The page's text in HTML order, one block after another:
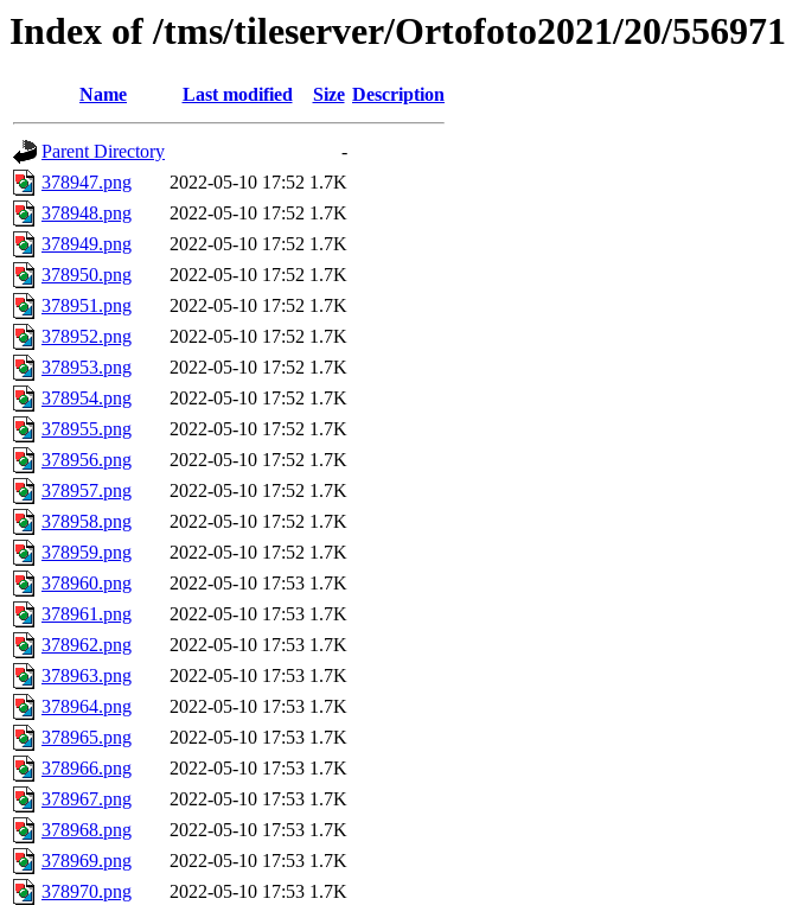
Index of /tms/tileserver/Ortofoto2021/20/556971
Name Last modified Size Description
Parent Directory
-
378947.png
2022-05-10 17:52 1.7K
378948.png
2022-05-10 17:52 1.7K
378949.png
2022-05-10 17:52 1.7K
378950.png
2022-05-10 17:52 1.7K
378951.png
2022-05-10 17:52 1.7K
378952.png
2022-05-10 17:52 1.7K
378953.png
2022-05-10 17:52 1.7K
378954.png
2022-05-10 17:52 1.7K
378955.png
2022-05-10 17:52 1.7K
378956.png
2022-05-10 17:52 1.7K
378957.png
2022-05-10 17:52 1.7K
378958.png
2022-05-10 17:52 1.7K
378959.png
2022-05-10 17:52 1.7K
378960.png
2022-05-10 17:53 1.7K
378961.png
2022-05-10 17:53 1.7K
378962.png
2022-05-10 17:53 1.7K
378963.png
2022-05-10 17:53 1.7K
378964.png
2022-05-10 17:53 1.7K
378965.png
2022-05-10 17:53 1.7K
378966.png
2022-05-10 17:53 1.7K
378967.png
2022-05-10 17:53 1.7K
378968.png
2022-05-10 17:53 1.7K
378969.png
2022-05-10 17:53 1.7K
378970.png
2022-05-10 17:53 1.7K